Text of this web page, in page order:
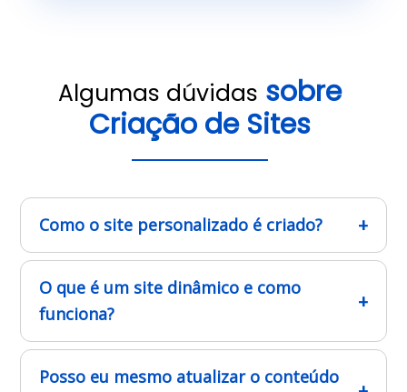
Algumas dúvidas sobre
Criação de Sites
Como o site personalizado é criado?
O que é um site dinâmico e como
funciona?
Posso eu mesmo atualizar o conteúdo